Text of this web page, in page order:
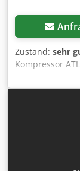
Zustand: sehr
Kompressor
Nachkühler
Technische
12 bar;